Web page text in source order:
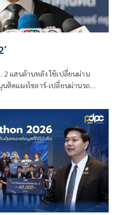
2 แสนล้านหลัง ใช้เปลี่ยนผ่าน
ติดแผงโซลาร์-เปลี่ยนผ่านรถ
ยพลัส ส่วนไทยช่วยไทยพลัส เฟส 2
ายกฯ เผยจะพยายาม